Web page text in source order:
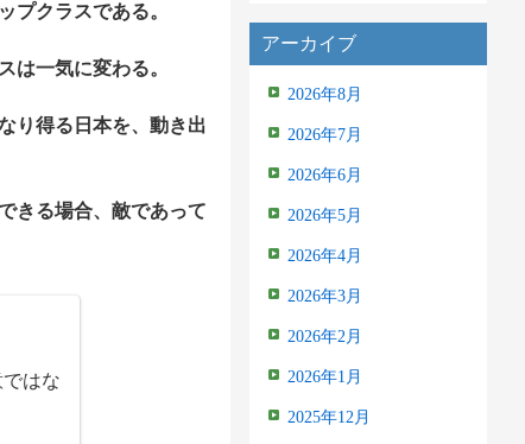
プクラスである。
は一気に変わる。
り得る日本を、動き出
きる場合、敵であって
はな
アーカイブ
2026年8月
2026年7月
2026年6月
2026年5月
2026年4月
2026年3月
2026年2月
2026年1月
2025年12月